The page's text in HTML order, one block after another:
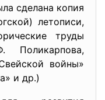
сделана копия
летописи,
труды
войны»
и др.)